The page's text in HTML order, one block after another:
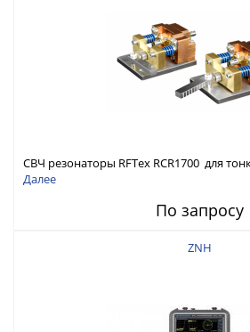
СВЧ резонаторы RFTex RCR1700 для
Далее
По запросу
ZNH